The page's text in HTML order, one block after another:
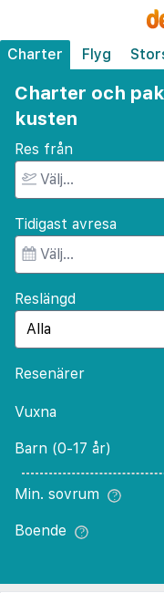
Charter Flyg
Charter och
kusten
Res från
Tidigast avresa
Reslängd
Resenärer
Vuxna
Barn (0-17 år)
Min. sovrum
Boende